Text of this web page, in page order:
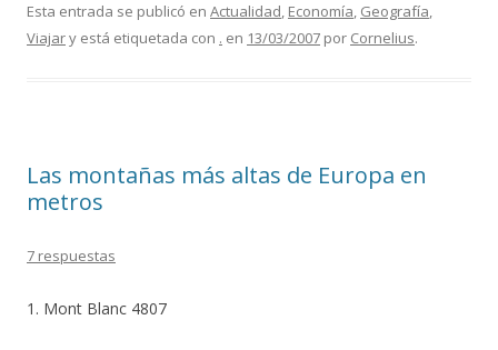
Esta entrada se publicó en Actualidad, Economía, Geografía,
Viajary está etiquetada con . en 13/03/2007 por Cornelius.
Las montañas más altas de Europa en
metros
7 respuestas
1. Mont Blanc 4807